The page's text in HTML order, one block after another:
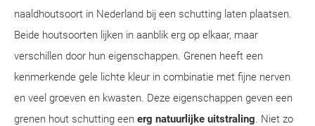
naaldhoutsoort in Nederland bij een schutting laten plaatsen.
Beide houtsoorten lijken in aanblik erg op elkaar, maar
verschillen door hun eigenschappen. Grenen heeft een
kenmerkende gele lichte kleur in combinatie met fijne nerven
en veel groeven en kwasten. Deze eigenschappen geven een
grenen hout schutting een erg natuurlijke uitstraling. Niet zo